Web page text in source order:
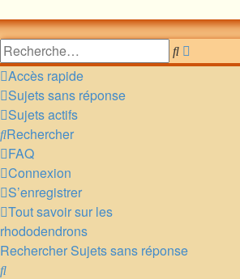
Rechercher
avancée
Accès rapide
Sujets sans réponse
Sujets actifs
Rechercher
FAQ
Connexion
S’enregistrer
Tout savoir sur les
rhododendrons
Rechercher Sujets sans réponse
Rechercher